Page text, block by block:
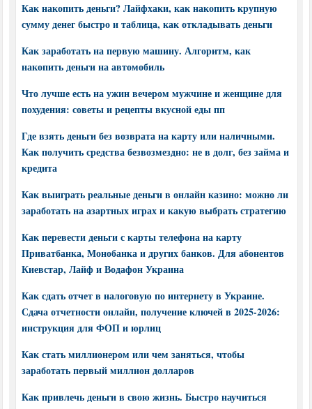
Как накопить деньги? Лайфхаки, как накопить крупную
сумму денег быстро и таблица, как откладывать деньги
Как заработать на первую машину. Алгоритм, как
накопить деньги на автомобиль
Что лучше есть на ужин вечером мужчине и женщине для
похудения: советы и рецепты вкусной еды пп
Где взять деньги без возврата на карту или наличными.
Как получить средства безвозмездно: не в долг, без займа и
кредита
Как выиграть реальные деньги в онлайн казино: можно ли
заработать на азартных играх и какую выбрать стратегию
Как перевести деньги с карты телефона на карту
Приватбанка, Монобанка и других банков. Для абонентов
Киевстар, Лайф и Водафон Украина
Как сдать отчет в налоговую по интернету в Украине.
Сдача отчетности онлайн, получение ключей в 2025-2026:
инструкция для ФОП и юрлиц
Как стать миллионером или чем заняться, чтобы
заработать первый миллион долларов
Как привлечь деньги в свою жизнь. Быстро научиться